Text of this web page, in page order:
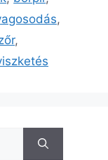
,
,